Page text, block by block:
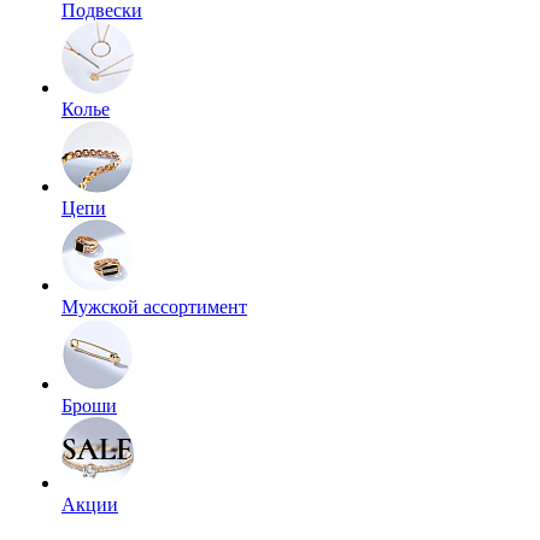
Подвески
Колье
Цепи
Мужской ассортимент
Броши
Акции